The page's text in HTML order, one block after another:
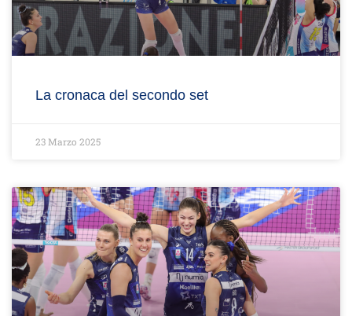
La cronaca del secondo set
23 Marzo 2025